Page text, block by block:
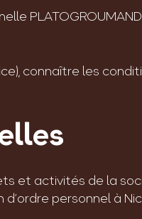
connaître les
activités de la
personnel à